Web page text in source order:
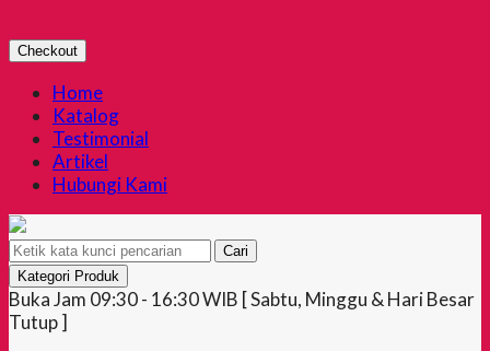
Checkout
Home
Katalog
Testimonial
Artikel
Hubungi Kami
Cari
Kategori Produk
Buka Jam 09:30 - 16:30 WIB [ Sabtu, Minggu & Hari Besar
Tutup ]